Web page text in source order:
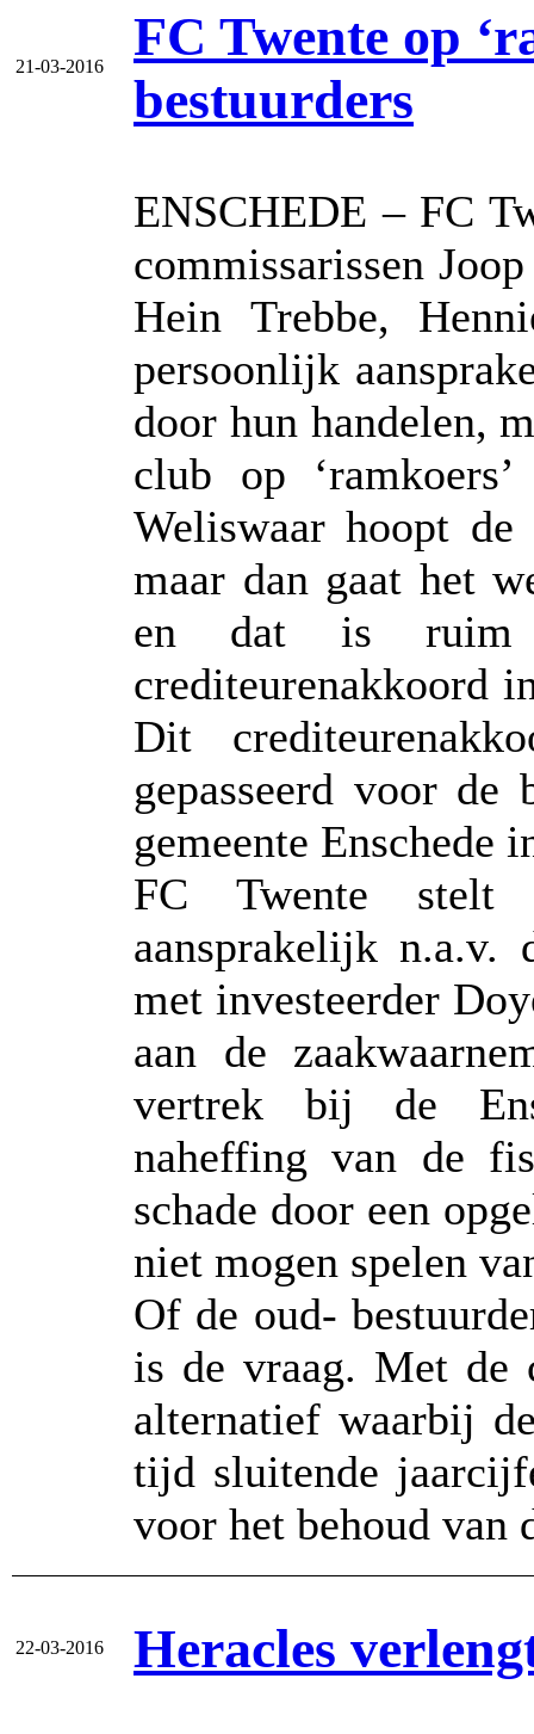
21-03-2016
FC Twente op
bestuurders
ENSCHEDE – FC
commissarissen
Hein Trebbe,
persoonlijk
door hun handelen,
club op
Weliswaar hoopt de
maar dan gaat het
en dat is ruim
crediteurenakkoord
Dit
gepasseerd voor
gemeente Enschede
FC Twente stelt
aansprakelijk n.a.v.
met investeerder
aan de
vertrek bij de
naheffing van de
schade door een
niet mogen spelen
Of de oud-
is de vraag. Met de
alternatief waarbij
tijd sluitende
voor het behoud van
22-03-2016 Heracles